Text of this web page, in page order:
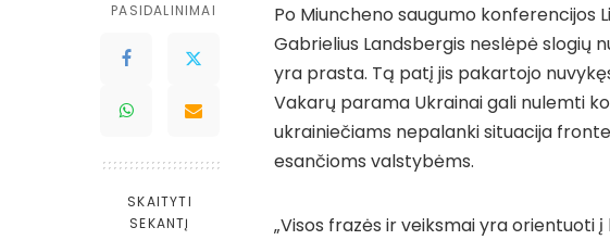
PASIDALINIMAI
SKAITYTI
SEKANTĮ
Po Miuncheno saugumo konferencijos
Gabrielius Landsbergis neslėpė slogių
yra prasta. Tą patį jis pakartojo
Vakarų parama Ukrainai gali nulemti
ukrainiečiams nepalanki situacija
esančioms valstybėms.
„Visos frazės ir veiksmai yra